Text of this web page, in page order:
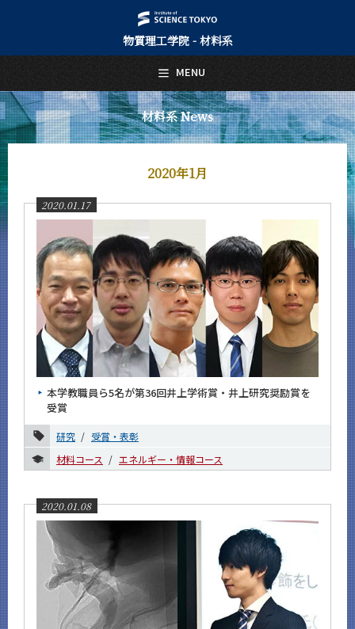
物質理工学院 - 材料系
材料系 News
2020年1月
2020.01.17
本学教職員ら5名が第36回井上学術賞・井上研究奨励賞を
受賞
研究
受賞・表彰
材料コース
エネルギー・情報コース
2020.01.08
MENU
日本語 English
トップページ
Top Page
材料系について
About Us
教員・研究室
Faculty and Laboratories
未来
Future
入学案内
Admissions
材料系 News
News
News 一覧
カテゴリ別
課程別
2026年
2025年
2024年
2023年